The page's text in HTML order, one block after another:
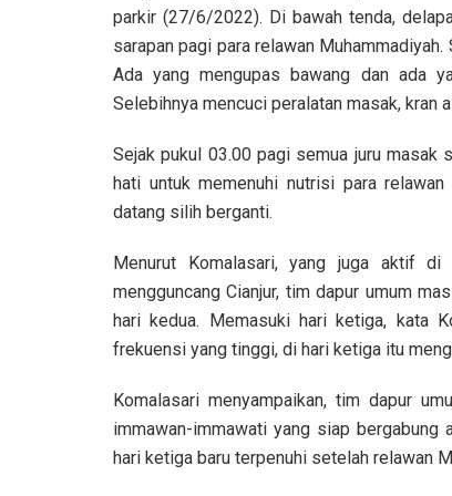
parkir (27/6/2022). Di bawah tenda,
sarapan pagi para relawan
Ada yang mengupas bawang dan ada
Selebihnya mencuci peralatan masak, kran
Sejak pukul 03.00 pagi semua juru masak
hati untuk memenuhi nutrisi para
datang silih berganti.
Menurut Komalasari, yang juga aktif di
mengguncang Cianjur, tim dapur umum
hari kedua. Memasuki hari ketiga, kata
frekuensi yang tinggi, di hari ketiga itu
Komalasari menyampaikan, tim dapur
immawan-immawati yang siap bergabung
hari ketiga baru terpenuhi setelah relawan